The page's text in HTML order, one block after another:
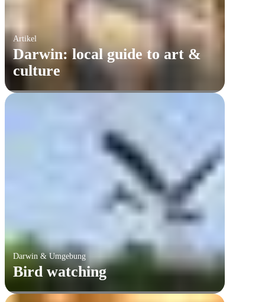
Artikel
Darwin: local guide to art &
culture
Darwin & Umgebung
Bird watching